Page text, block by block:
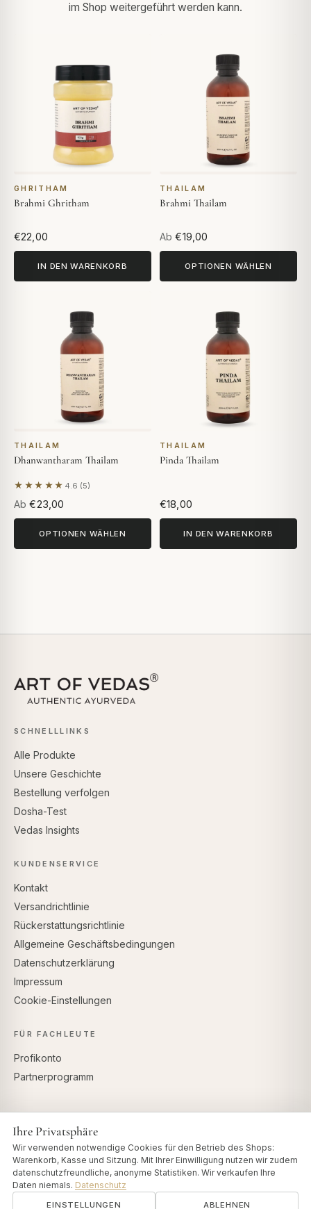
im Shop weitergeführt werden kann.
GHRITHAM
Brahmi Ghritham
€22,00
IN DEN WARENKORB
THAILAM
Brahmi Thailam
Ab €19,00
OPTIONEN WÄHLEN
THAILAM
Dhanwantharam Thailam
★★★★★ 4.6 (5)
Basierend auf 5 Bewertungen
Ab €23,00
OPTIONEN WÄHLEN
THAILAM
Pinda Thailam
€18,00
IN DEN WARENKORB
SCHNELLLINKS
Alle Produkte
Unsere Geschichte
Bestellung verfolgen
Dosha-Test
Vedas Insights
KUNDENSERVICE
Kontakt
Versandrichtlinie
Rückerstattungsrichtlinie
Allgemeine Geschäftsbedingungen
Datenschutzerklärung
Impressum
Cookie-Einstellungen
FÜR FACHLEUTE
Profikonto
Partnerprogramm
Ihre Privatsphäre
Wir verwenden notwendige Cookies für den Betrieb des Shops:
Warenkorb, Kasse und Sitzung. Mit Ihrer Einwilligung nutzen wir zudem
datenschutzfreundliche, anonyme Statistiken. Wir verkaufen Ihre
Daten niemals. Datenschutz
EINSTELLUNGEN ABLEHNEN